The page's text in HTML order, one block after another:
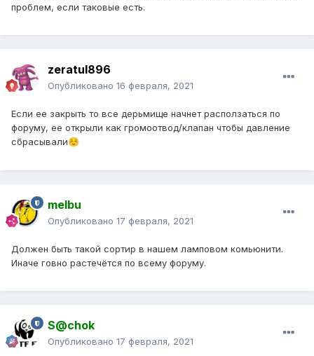
проблем, если таковые есть.
zeratul896
Опубликовано 16 февраля, 2021
Если ее закрыть то все дерьмище начнет расползаться по
форуму, ее открыли как громоотвод/клапан чтобы давление
сбрасывали☺️
melbu
Опубликовано 17 февраля, 2021
Должен быть такой сортир в нашем ламповом комьюнити.
Иначе говно растечётся по всему форуму.
S@chok
Опубликовано 17 февраля, 2021